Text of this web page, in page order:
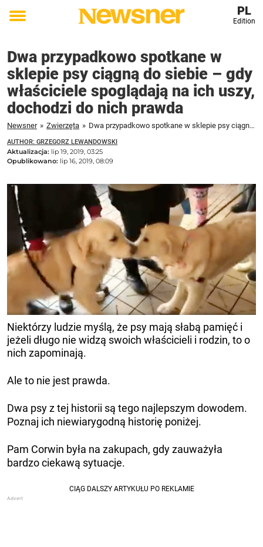
Toggle
PL
Edition
Dwa przypadkowo spotkane w
sklepie psy ciągną do siebie – gdy
właściciele spoglądają na ich uszy,
dochodzi do nich prawda
Newsner » Zwierzęta » Dwa przypadkowo spotkane w sklepie psy ciągną do siebie - gdy właściciele spoglądają na ich uszy, dochodzi do nich prawda
AUTHOR: GRZEGORZ LEWANDOWSKI
Aktualizacja: lip 19, 2019, 03:25
Opublikowano: lip 16, 2019, 08:09
Niektórzy ludzie myślą, że psy mają słabą pamięć i
jeżeli długo nie widzą swoich właścicieli i rodzin, to o
nich zapominają.
Ale to nie jest prawda.
Dwa psy z tej historii są tego najlepszym dowodem.
Poznaj ich niewiarygodną historię poniżej.
Pam Corwin była na zakupach, gdy zauważyła
bardzo ciekawą sytuacje.